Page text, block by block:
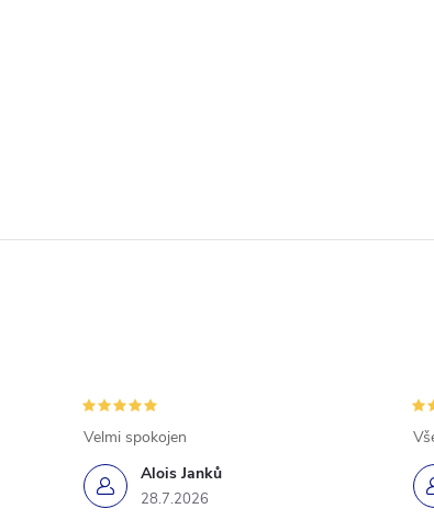
Alois Janků
28.7.2026
Velmi spokojen